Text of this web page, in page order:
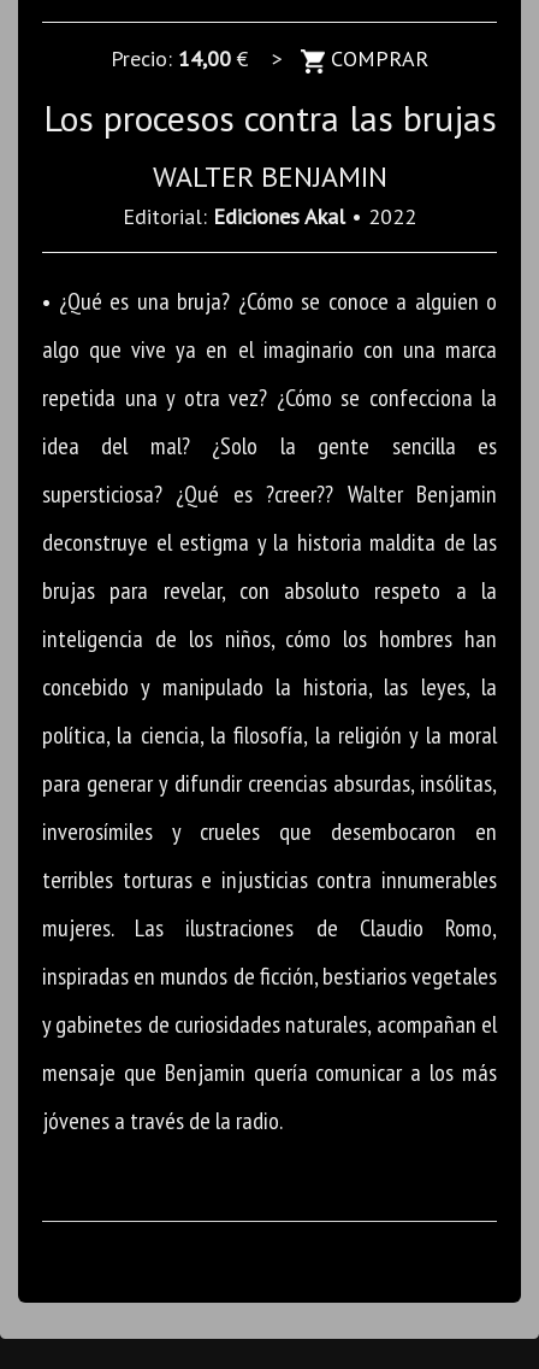
Precio: 14,00€ > COMPRAR
Los procesos contra las brujas
WALTER BENJAMIN
Editorial: Ediciones Akal• 2022
• ¿Qué es una bruja? ¿Cómo se conoce a alguien o
algo que vive ya en el imaginario con una marca
repetida una y otra vez? ¿Cómo se confecciona la
idea del mal? ¿Solo la gente sencilla es
supersticiosa? ¿Qué es ?creer?? Walter Benjamin
deconstruye el estigma y la historia maldita de las
brujas para revelar, con absoluto respeto a la
inteligencia de los niños, cómo los hombres han
concebido y manipulado la historia, las leyes, la
política, la ciencia, la filosofía, la religión y la moral
para generar y difundir creencias absurdas, insólitas,
inverosímiles y crueles que desembocaron en
terribles torturas e injusticias contra innumerables
mujeres. Las ilustraciones de Claudio Romo,
inspiradas en mundos de ficción, bestiarios vegetales
y gabinetes de curiosidades naturales, acompañan el
mensaje que Benjamin quería comunicar a los más
jóvenes a través de la radio.